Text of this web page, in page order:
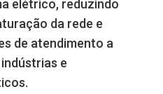
elétrico, reduzindo
da rede e
de atendimento a
e